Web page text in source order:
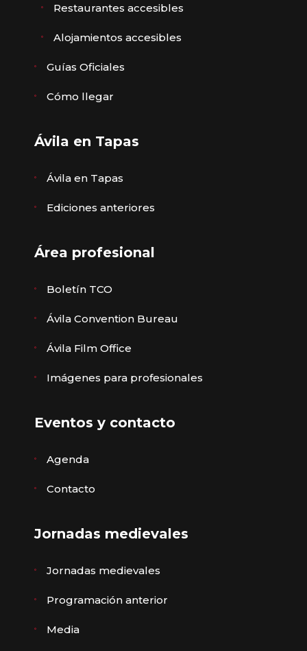
Restaurantes accesibles
Alojamientos accesibles
Guías Oficiales
Cómo llegar
Ávila en Tapas
Ávila en Tapas
Ediciones anteriores
Área profesional
Boletín TCO
Ávila Convention Bureau
Ávila Film Office
Imágenes para profesionales
Eventos y contacto
Agenda
Contacto
Jornadas medievales
Jornadas medievales
Programación anterior
Media